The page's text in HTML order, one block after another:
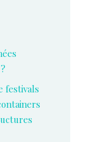
festivals